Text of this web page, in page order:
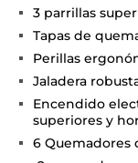
3 parrillas
Tapas de
Perillas
Jaladera
Encendido
superiores y
6 Quemadores